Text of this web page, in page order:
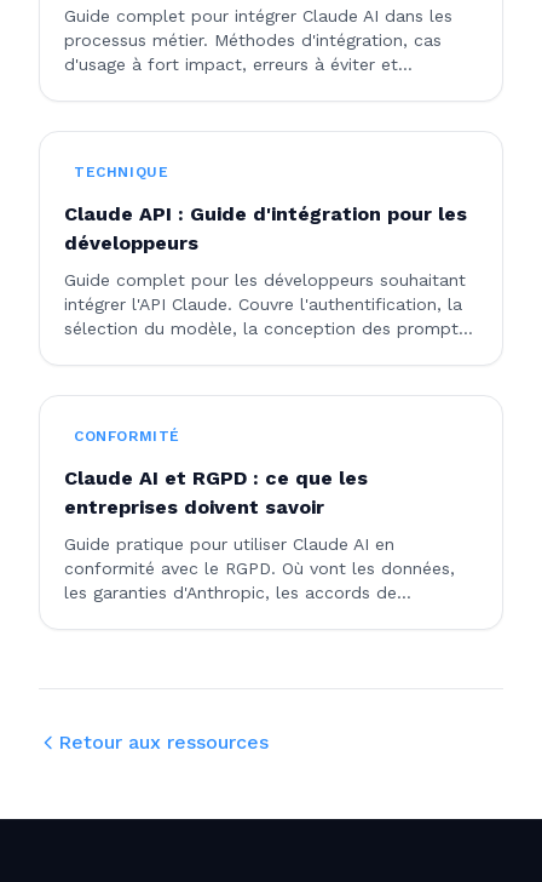
Guide complet pour intégrer Claude AI dans les
processus métier. Méthodes d'intégration, cas
d'usage à fort impact, erreurs à éviter et
TECHNIQUE
Claude API : Guide d'intégration pour les
développeurs
Guide complet pour les développeurs souhaitant
intégrer l'API Claude. Couvre l'authentification, la
sélection du modèle, la conception des prompts,
déploiements enterprise.
CONFORMITÉ
Claude AI et RGPD : ce que les
entreprises doivent savoir
Guide pratique pour utiliser Claude AI en
conformité avec le RGPD. Où vont les données,
les garanties d'Anthropic, les accords de
Retour aux ressources